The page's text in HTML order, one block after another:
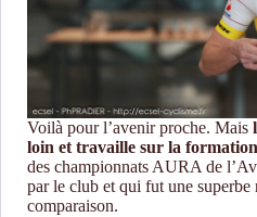
Voilà pour l’avenir proche. Mais
loin et travaille sur la formation
des championnats AURA de
par le club et qui fut une superbe
comparaison.